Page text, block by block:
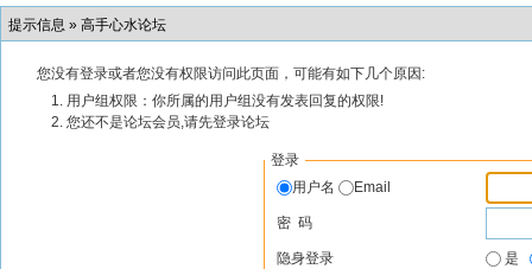
提示信息 » 高手心水论坛
您没有登录或者您没有权限访问此页面，可能有如下几个原因:
用户组权限：你所属的用户组没有发表回复的权限!
您还不是论坛会员,请先登录论坛
登录
用户名
Email
密 码
隐身登录 是